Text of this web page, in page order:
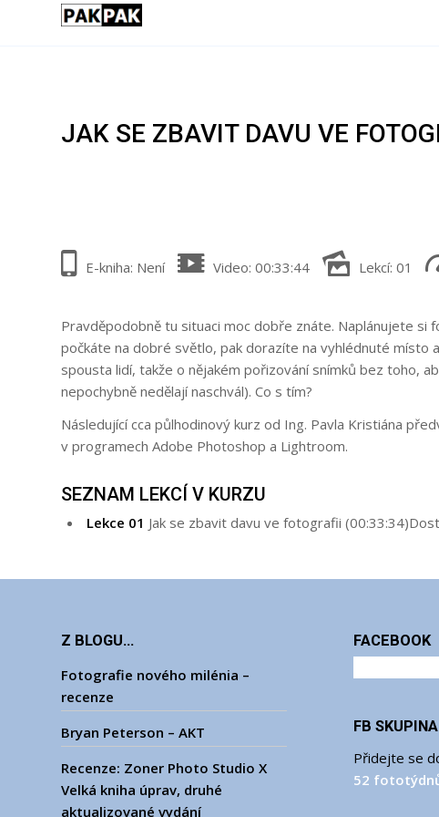
JAK SE ZBAVIT DAVU VE
E-kniha: Není Video: 00:33:44 Lekcí: 01
Pravděpodobně tu situaci moc dobře znáte. Naplánujete
počkáte na dobré světlo, pak dorazíte na vyhlédnuté místo
spousta lidí, takže o nějakém pořizování snímků bez toho,
nepochybně nedělají naschvál). Co s tím?
Následující cca půlhodinový kurz od Ing. Pavla Kristiána
v programech Adobe Photoshop a Lightroom.
SEZNAM LEKCÍ V KURZU
Lekce 01 Jak se zbavit davu ve fotografii
Z BLOGU…
Fotografie nového milénia –
recenze
Bryan Peterson – AKT
Recenze: Zoner Photo Studio X
Velká kniha úprav, druhé
aktualizované vydání
FACEBOOK
FB
Přidejte se
52